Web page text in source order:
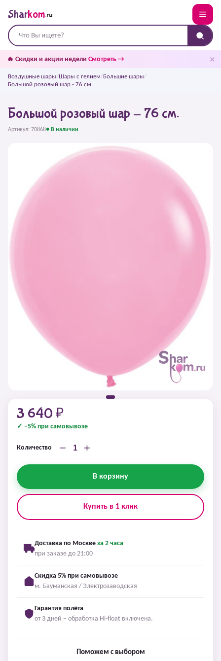
Sharkom.ru
🔥 Скидки и акции недели Смотреть → ✕
Воздушные шары/Шары с гелием/Большие шары/
Большой розовый шар - 76 см.
Большой розовый шар - 76 см.
Артикул: 70868● В наличии
3 640 ₽
✓ −5% при самовывозе
Количество − +
В корзину
Купить в 1 клик
Доставка по Москве за 2 часа
при заказе до 21:00
Скидка 5% при самовывозе
м. Бауманская / Электрозаводская
Гарантия полёта
от 3 дней – обработка Hi-float включена.
Поможем с выбором